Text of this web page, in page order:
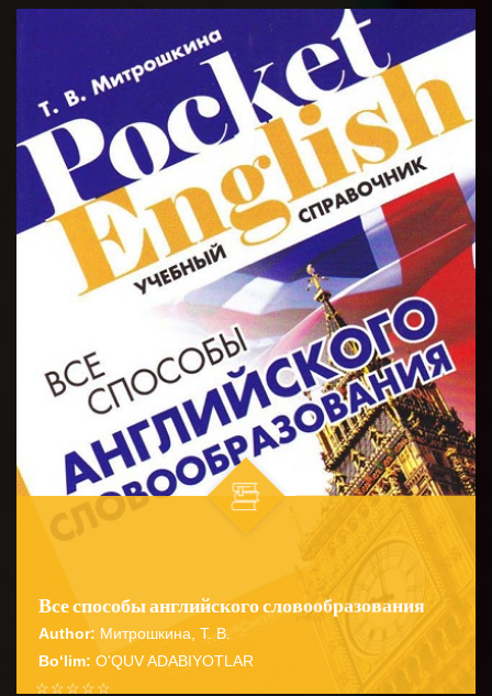
Все способы английского словообразования
Author: Митрошкина, Т. В.
Bo‘lim: O'QUV ADABIYOTLAR
☆
☆
☆
☆
☆